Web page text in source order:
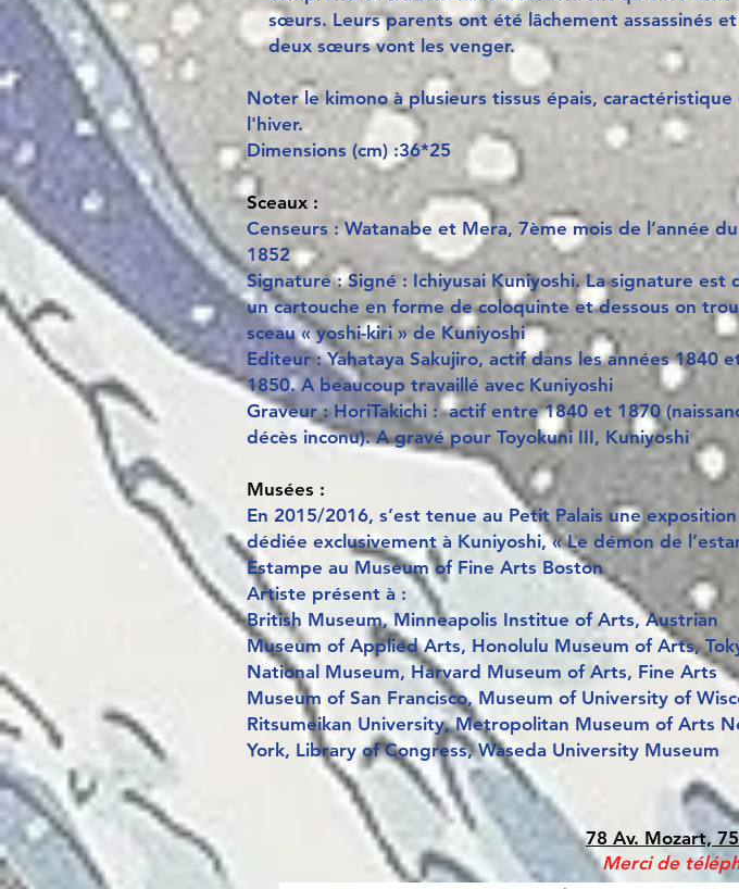
sœurs. Leurs parents ont été lâchement assassinés et
deux sœurs vont les venger.
Noter le kimono à plusieurs tissus épais, caractéristique
l'hiver.
Dimensions (cm) :36*25
Sceaux :
Censeurs : Watanabe et Mera, 7ème mois de l’année
1852
Signature : Signé : Ichiyusai Kuniyoshi. La signature est
un cartouche en forme de coloquinte et dessous on
sceau « yoshi-kiri » de Kuniyoshi
Editeur : Yahataya Sakujiro, actif dans les années 1840
1850. A beaucoup travaillé avec Kuniyoshi
Graveur : HoriTakichi : actif entre 1840 et 1870
décès inconu). A gravé pour Toyokuni III, Kuniyoshi
Musées :
En 2015/2016, s’est tenue au Petit Palais une exposition
dédiée exclusivement à Kuniyoshi, « Le démon de
Estampe au Museum of Fine Arts Boston
Artiste présent à :
British Museum, Minneapolis Institue of Arts, Austrian
Museum of Applied Arts, Honolulu Museum of Arts,
National Museum, Harvard Museum of Arts, Fine Arts
Museum of San Francisco, Museum of University of
Ritsumeikan University, Metropolitan Museum of Arts
York, Library of Congress, Waseda University Museum
78 Av. Mozart,
Merci de